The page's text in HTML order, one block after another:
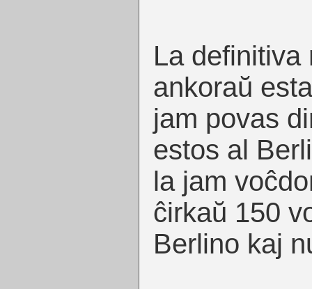
La definitiva
ankoraŭ
jam povas
estos al
la jam
ĉirkaŭ 150
Berlino kaj